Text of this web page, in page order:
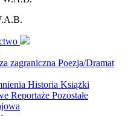
zagraniczna Poezja/Dramat
Historia Książki
Reportaże Pozostałe